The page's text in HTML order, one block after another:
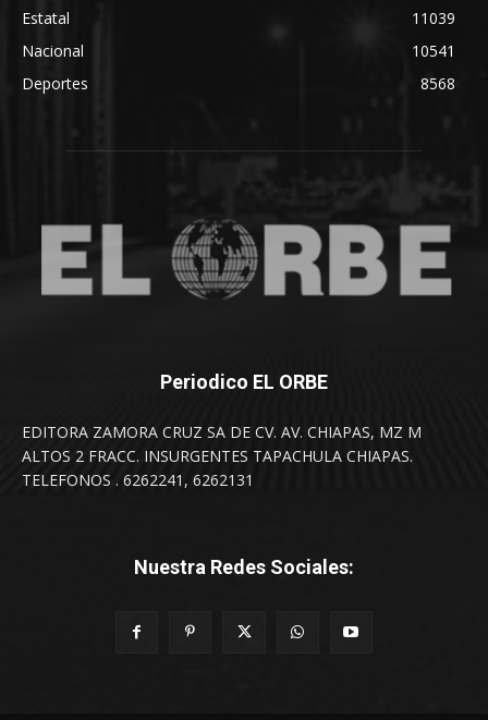
Estatal
11039
Nacional
10541
Deportes
8568
Periodico EL ORBE
EDITORA ZAMORA CRUZ SA DE CV. AV. CHIAPAS, MZ M
ALTOS 2 FRACC. INSURGENTES TAPACHULA CHIAPAS.
TELEFONOS . 6262241, 6262131
Nuestra Redes Sociales: